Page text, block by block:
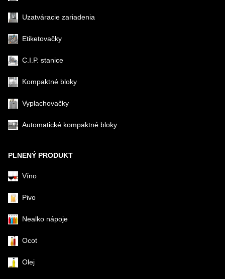
Uzatváracie zariadenia
Etiketovačky
C.I.P. stanice
Kompaktné bloky
Vyplachovačky
Automatické kompaktné bloky
PLNENÝ PRODUKT
Víno
Pivo
Nealko nápoje
Ocot
Olej